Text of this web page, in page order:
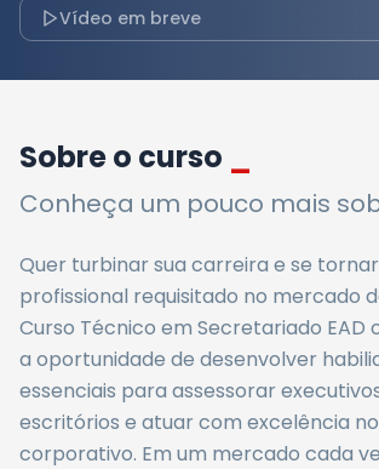
Vídeo em breve
Sobre o curso
Conheça um pouco mais
Quer turbinar sua carreira e se
profissional requisitado no mercado
Curso Técnico em Secretariado EAD
a oportunidade de desenvolver
essenciais para assessorar
escritórios e atuar com excelência
corporativo. Em um mercado cada